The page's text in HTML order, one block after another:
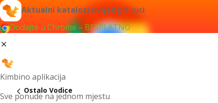
Aktualni katalozi uvijek pri ruci
Dodajte u Chrome – BESPLATNO
Kimbino aplikacija
Sve ponude na jednom mjestu
Ostalo Vodice